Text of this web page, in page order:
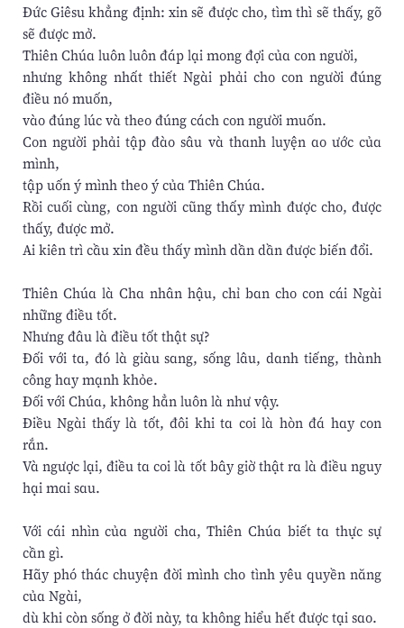
Đức Giêsu khẳng định: xin sẽ được cho, tìm thì sẽ thấy, gõ
sẽ được mở.
Thiên Chúa luôn luôn đáp lại mong đợi của con người,
nhưng không nhất thiết Ngài phải cho con người đúng
điều nó muốn,
vào đúng lúc và theo đúng cách con người muốn.
Con người phải tập đào sâu và thanh luyện ao ước của
mình,
tập uốn ý mình theo ý của Thiên Chúa.
Rồi cuối cùng, con người cũng thấy mình được cho, được
thấy, được mở.
Ai kiên trì cầu xin đều thấy mình dần dần được biến đổi.
Thiên Chúa là Cha nhân hậu, chỉ ban cho con cái Ngài
những điều tốt.
Nhưng đâu là điều tốt thật sự?
Đối với ta, đó là giàu sang, sống lâu, danh tiếng, thành
công hay mạnh khỏe.
Đối với Chúa, không hẳn luôn là như vậy.
Điều Ngài thấy là tốt, đôi khi ta coi là hòn đá hay con
rắn.
Và ngược lại, điều ta coi là tốt bây giờ thật ra là điều nguy
hại mai sau.
Với cái nhìn của người cha, Thiên Chúa biết ta thực sự
cần gì.
Hãy phó thác chuyện đời mình cho tình yêu quyền năng
của Ngài,
dù khi còn sống ở đời này, ta không hiểu hết được tại sao.